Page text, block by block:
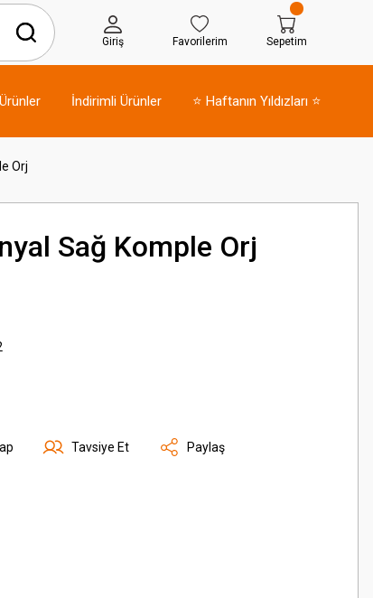
Giriş Favorilerim Sepetim
İndirimli Ürünler ⭐ Haftanın Yıldızları ⭐
Orj
Sağ Komple Orj
Tavsiye Et Paylaş